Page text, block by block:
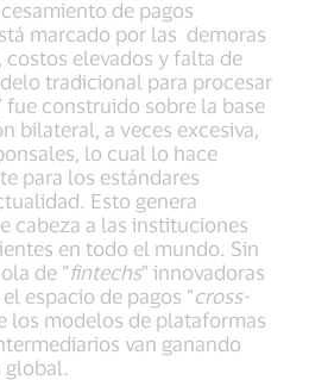
de pagos
marcado por las demoras
costos elevados y falta de
tradicional para procesar
fue construido sobre la base
bilateral, a veces excesiva,
lo cual lo hace
para los estándares
Esto genera
cabeza a las instituciones
en todo el mundo. Sin
de “fintechs” innovadoras
espacio de pagos “cross-
los modelos de plataformas
van ganando
global.